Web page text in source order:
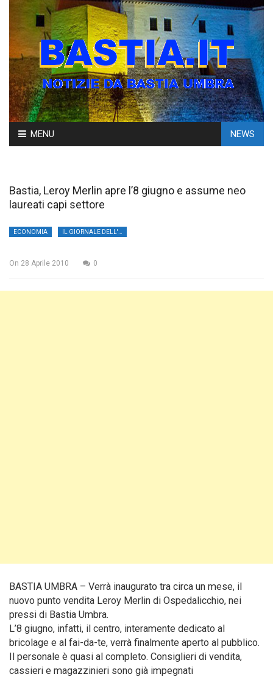
Skip
to
MENU NEWS
Bastia, Leroy Merlin apre l’8 giugno e assume neo
laureati capi settore
ECONOMIA
On 28 Aprile 2010 0
BASTIA UMBRA – Verrà inaugurato tra circa un mese, il
nuovo punto vendita Leroy Merlin di Ospedalicchio, nei
pressi di Bastia Umbra.
L’8 giugno, infatti, il centro, interamente dedicato al
bricolage e al fai-da-te, verrà finalmente aperto al pubblico.
Il personale è quasi al completo. Consiglieri di vendita,
cassieri e magazzinieri sono già impegnati